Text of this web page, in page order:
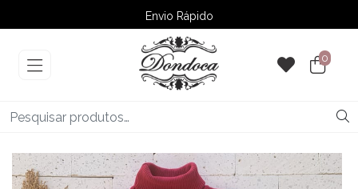
Envio Rápido
➚ Ofertas– Até 60% OFF
0